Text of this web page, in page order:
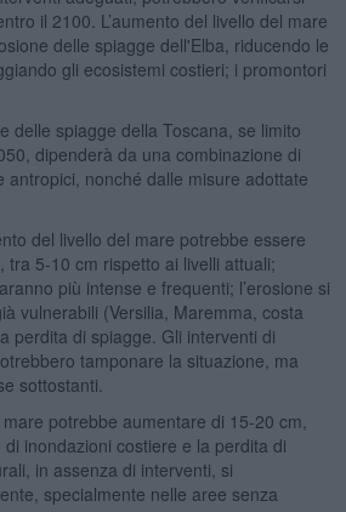
il 2100. L’aumento del livello del mare
delle spiagge dell'Elba, riducendo le
gli ecosistemi costieri; i promontori
delle spiagge della Toscana, se limito
dipenderà da una combinazione di
antropici, nonché dalle misure adottate
del livello del mare potrebbe essere
tra 5-10 cm rispetto ai livelli attuali;
più intense e frequenti; l’erosione si
vulnerabili (Versilia, Maremma, costa
perdita di spiagge. Gli interventi di
tamponare la situazione, ma
sottostanti.
potrebbe aumentare di 15-20 cm,
inondazioni costiere e la perdita di
in assenza di interventi, si
specialmente nelle aree senza